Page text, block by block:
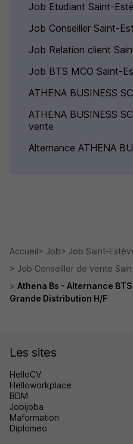
Job Etudiant Saint-
Job Conseiller Saint-
Job Relation client
Job BTS MCO Saint-
ATHENA BUSINESS
ATHENA BUSINESS
vente
Alternance ATHENA
Accueil Job Job Saint-
Job Conseiller de vente
Athena Bs - Alternance
Grande Distribution H/F
Les sites
HelloCV
Helloworkplace
BDM
Jobijoba
Maformation
Diplomeo